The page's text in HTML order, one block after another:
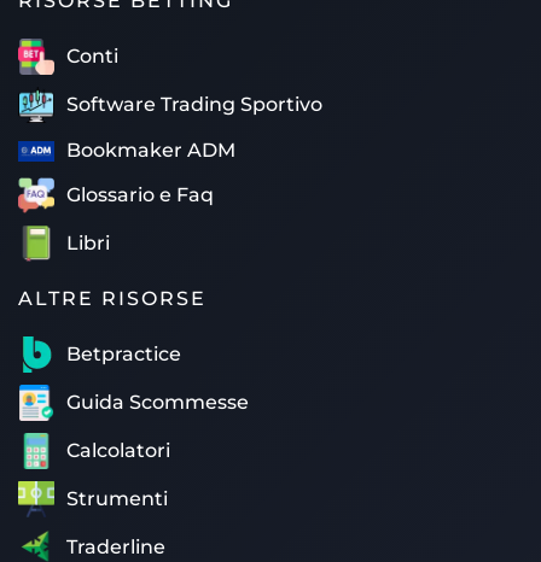
Conti
Software Trading Sportivo
Bookmaker ADM
Glossario e Faq
Libri
ALTRE RISORSE
Betpractice
Guida Scommesse
Calcolatori
Strumenti
Traderline